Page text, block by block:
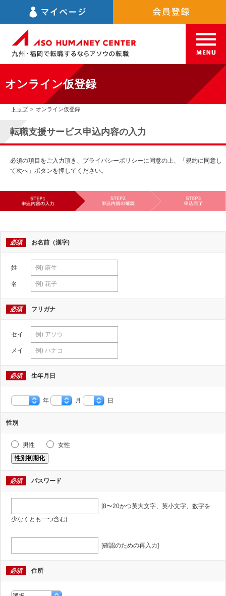
オンライン仮登録
トップ > オンライン仮登録
転職支援サービス申込内容の入力
必須の項目をご入力頂き、プライバシーポリシーに同意の上、「規約に同意し
て次へ」ボタンを押してください。
必須 お名前（漢字)
姓
名
必須 フリガナ
セイ
メイ
必須 生年月日
年 月 日
性別
男性
女性
性別初期化
必須 パスワード
[8〜20かつ英大文字、英小文字、数字を
少なくとも一つ含む]
[確認のための再入力]
必須 住所